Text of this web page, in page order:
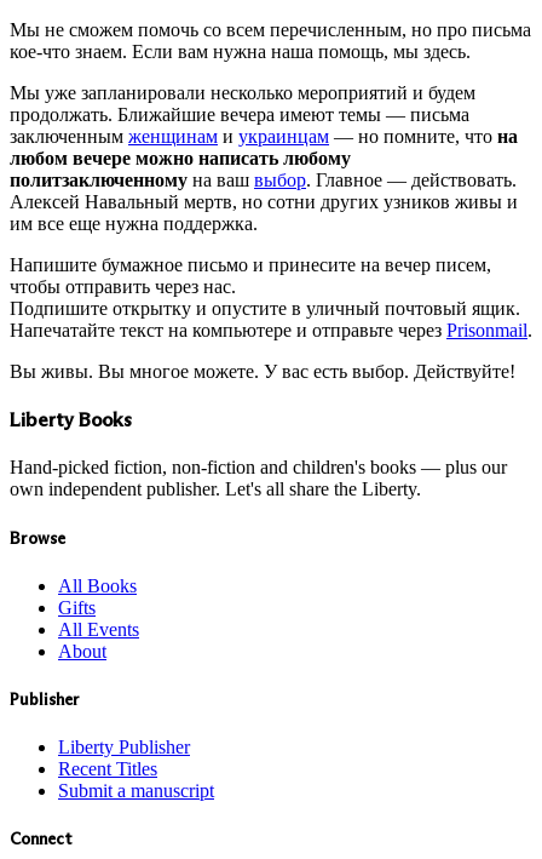
Мы не сможем помочь со всем перечисленным, но про письма
кое-что знаем. Если вам нужна наша помощь, мы здесь.
Мы уже запланировали несколько мероприятий и будем
продолжать. Ближайшие вечера имеют темы — письма
заключенным женщинам и украинцам — но помните, что на
любом вечере можно написать любому
политзаключенному на ваш выбор. Главное — действовать.
Алексей Навальный мертв, но сотни других узников живы и
им все еще нужна поддержка.
Напишите бумажное письмо и принесите на вечер писем,
чтобы отправить через нас.
Подпишите открытку и опустите в уличный почтовый ящик.
Напечатайте текст на компьютере и отправьте через Prisonmail.
Вы живы. Вы многое можете. У вас есть выбор. Действуйте!
Liberty Books
Hand-picked fiction, non-fiction and children's books — plus our
own independent publisher. Let's all share the Liberty.
Browse
All Books
Gifts
All Events
About
Publisher
Liberty Publisher
Recent Titles
Submit a manuscript
Connect